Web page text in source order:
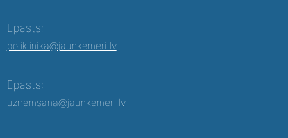
Epasts:
poliklinika@jaunkemeri.lv
Epasts:
uznemsana@jaunkemeri.lv